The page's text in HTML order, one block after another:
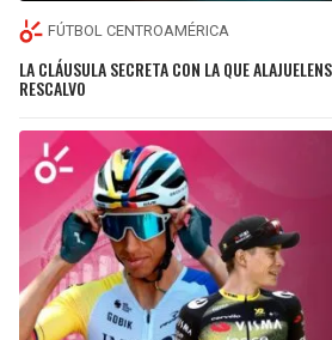
FÚTBOL CENTROAMÉRICA
LA CLÁUSULA SECRETA CON LA QUE
RESCALVO